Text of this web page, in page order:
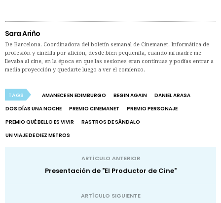
Sara Ariño
De Barcelona. Coordinadora del boletín semanal de Cinemanet. Informática de
profesión y cinéfila por afición, desde bien pequeñita, cuando mi madre me
llevaba al cine, en la época en que las sesiones eran continuas y podías entrar a
media proyección y quedarte luego a ver el comienzo.
TAGS AMANECE EN EDIMBURGO BEGIN AGAIN
DANIEL ARASA
DOS DÍAS UNA NOCHE
PREMIO CINEMANET
PREMIO PERSONAJE
PREMIO QUÉ BELLO ES VIVIR
RASTROS DE SÁNDALO
UN VIAJE DE DIEZ METROS
ARTÍCULO ANTERIOR
Presentación de "El Productor de Cine"
ARTÍCULO SIGUIENTE